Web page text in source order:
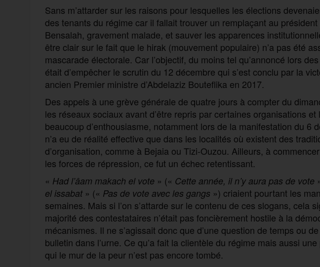
Sans m’attarder sur les raisons pour lesquelles les élections
des tenants du régime car il fallait trouver un remplaçant au
Bensalah, gravement malade, et sauver les apparences
être clair sur le fait que le hirak (mouvement populaire) n’a pas été
mascarade électorale. Car l’objectif, du moins tel qu’annoncé lors
était d’empêcher le scrutin du 12 décembre qui s’est conclu par la
ancien Premier ministre d’Abdelaziz Bouteflika en 2017.
Des appels à une grève générale de quatre jours à compter du
les réseaux sociaux avant d’être repris par certaines organisations
beaucoup d’enthousiasme, notamment lors de la manifestation du 6
n’a eu de réalité effective que dans les localités où existent des
d’organisation, comme à Bejaia ou Tizi-Ouzou. Ailleurs, à
les forces de répression, ce fut un échec retentissant.
« Had l’âam makach el vote » (« Cette année, il n’y aura pas de vote
el issabat» (« Pas de vote avec les gangs ») criaient pourtant les
semaines. Mais si l’on s’attarde sur le contenu de ces slogans, cela
majorité des contestataires n’était pas foncièrement hostile à la
mécanismes. Il ne s’agissait donc que d’une question de temps ou
bulletin dans l’urne. Ce qu’a fait la clientèle du régime mais aussi
qui le mur de la peur n’est pas encore tombé.